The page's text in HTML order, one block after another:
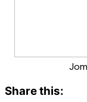
Share this: